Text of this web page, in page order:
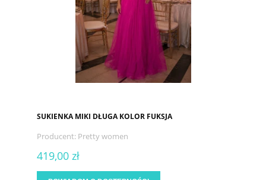
SUKIENKA MIKI DŁUGA KOLOR FUKSJA
Producent: Pretty women
419,00 zł